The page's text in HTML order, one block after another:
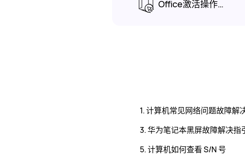
Office激活操作指导
1. 计算机常见网络问题故障解
3. 华为笔记本黑屏故障解决指
5. 计算机如何查看 S/N 号